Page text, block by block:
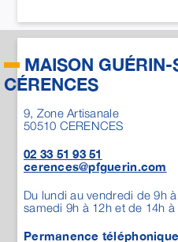
MAISON GUÉRIN-
CÉRENCES
9, Zone Artisanale
50510 CERENCES
02 33 51 93 51
cerences@pfguerin.com
Du lundi au vendredi de 9h
samedi 9h à 12h et de 14h à
Permanence